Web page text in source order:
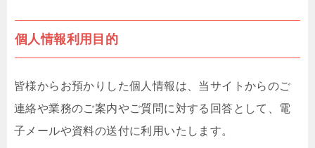
個人情報利用目的
皆様からお預かりした個人情報は、当サイトからのご
連絡や業務のご案内やご質問に対する回答として、電
子メールや資料の送付に利用いたします。